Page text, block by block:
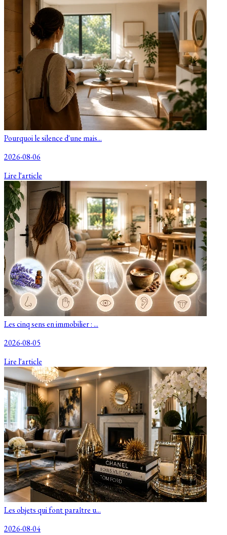
Pourquoi le silence d'une mais...
2026-08-06
Lire l'article
Les cinq sens en immobilier : ...
2026-08-05
Lire l'article
Les objets qui font paraître u...
2026-08-04